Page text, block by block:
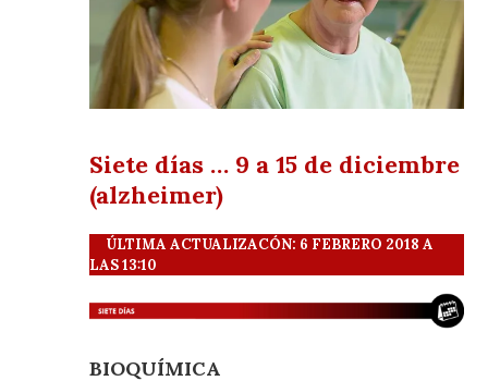
Siete días … 9 a 15 de diciembre
(alzheimer)
ÚLTIMA ACTUALIZACÓN: 6 FEBRERO 2018 A
LAS 13:10
BIOQUÍMICA